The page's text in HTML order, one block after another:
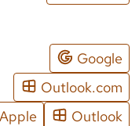
Google
Outlook.com
Apple
Outlook